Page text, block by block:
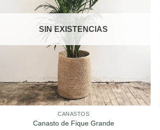
SIN EXISTENCIAS
CANASTOS
Canasto de Fique Grande